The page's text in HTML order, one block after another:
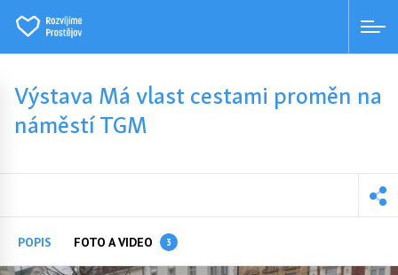
Výstava Má vlast cestami proměn na
náměstí TGM
POPIS FOTO A VIDEO 3